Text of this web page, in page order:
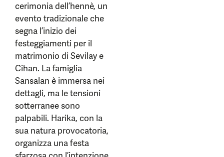
cerimonia dell’hennè, un
evento tradizionale che
segna l’inizio dei
festeggiamenti per il
matrimonio di Sevilay e
Cihan. La famiglia
Sansalan è immersa nei
dettagli, ma le tensioni
sotterranee sono
palpabili. Harika, con la
sua natura provocatoria,
organizza una festa